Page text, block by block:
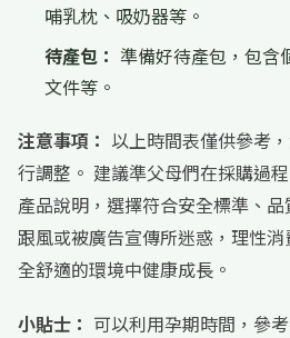
哺乳枕、吸奶器等。
待產包： 準備好待產包，包含
文件等。
注意事項： 以上時間表僅供參考
行調整。 建議準父母們在採購過
產品說明，選擇符合安全標準、
跟風或被廣告宣傳所迷惑，理性
全舒適的環境中健康成長。
小貼士： 可以利用孕期時間，參